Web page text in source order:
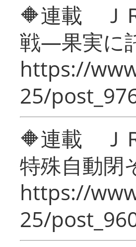
🔶連載 Ｊ
戦―果実に
https://
25/
🔶連載 Ｊ
特殊自動閉
https://
25/